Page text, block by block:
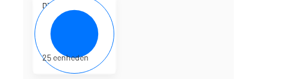
D320122
42,5 x 31 x 15,5 cm
3,64 per eenheid
91,00 per doos
25 eenheden